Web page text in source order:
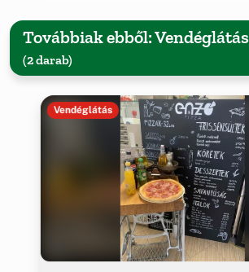
Továbbiak ebből: Vendéglátás
(2 darab)
Vendéglátás